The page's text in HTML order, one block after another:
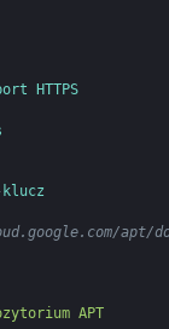
HTTPS
klucz
apt/
APT